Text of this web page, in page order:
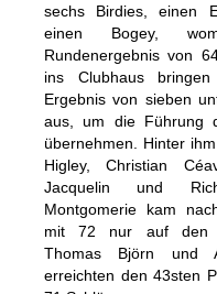
sechs Birdies, einen
einen Bogey,
Rundenergebnis von
ins Clubhaus
Ergebnis von sieben
aus, um die Führung
übernehmen. Hinter
Higley, Christian
Jacquelin und
Montgomerie kam
mit 72 nur auf den
Thomas Björn und
erreichten den 43sten